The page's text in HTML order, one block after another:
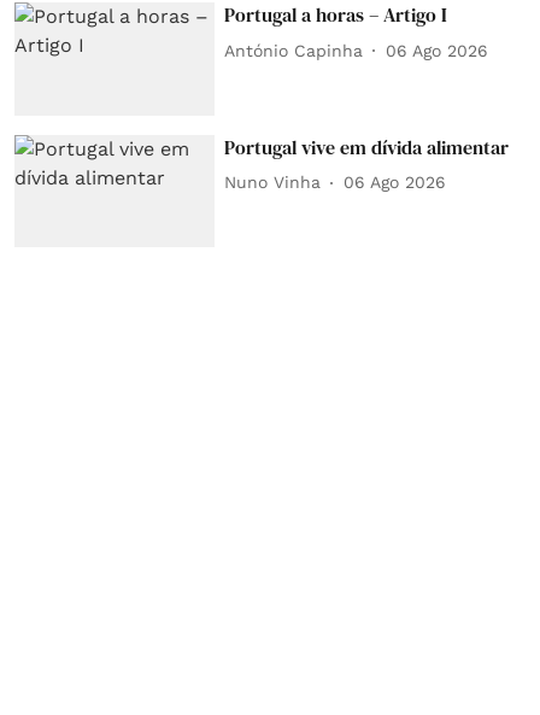
Portugal a horas – Artigo I
António Capinha 06 Ago 2026
Portugal vive em dívida alimentar
Nuno Vinha 06 Ago 2026